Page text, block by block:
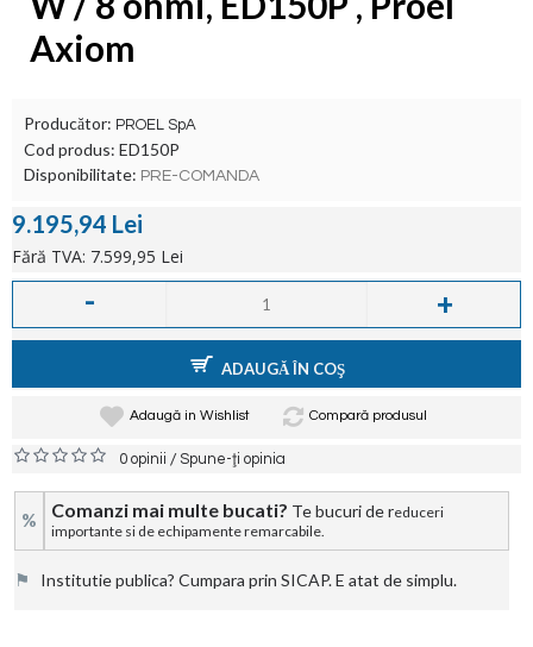
Axiom
Producător: PROEL SpA
Cod produs: ED150P
Disponibilitate: PRE-COMANDA
9.195,94 Lei
Fără TVA: 7.599,95 Lei
- +
ADAUGĂ ÎN COŞ
Adaugă in Wishlist Compară produsul
0 opinii /Spune-ţi opinia
% Comanzi mai multe bucati? Te bucuri de reduceri
importante si de echipamente remarcabile.
⚑ Institutie publica? Cumpara prin SICAP. E atat de simplu.